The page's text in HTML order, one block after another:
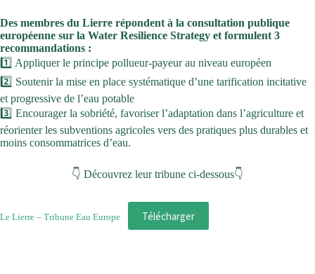
Des membres du Lierre répondent à la consultation publique
européenne sur la Water Resilience Strategy et formulent 3
recommandations :
1️⃣ Appliquer le principe pollueur-payeur au niveau européen
2️⃣ Soutenir la mise en place systématique d’une tarification incitative
et progressive de l’eau potable
3️⃣ Encourager la sobriété, favoriser l’adaptation dans l’agriculture et
réorienter les subventions agricoles vers des pratiques plus durables et
moins consommatrices d’eau.
👇 Découvrez leur tribune ci-dessous👇
Le Lierre – Tribune Eau Europe Télécharger